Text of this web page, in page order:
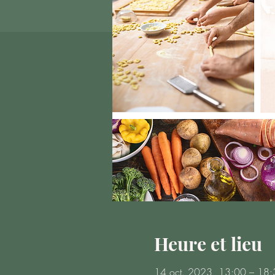
Heure et lieu
14 oct. 2023, 13:00 –